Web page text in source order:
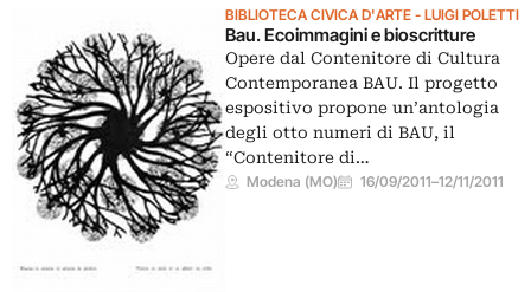
BIBLIOTECA CIVICA D'ARTE - LUIGI POLETTI
Bau. Ecoimmagini e bioscritture
Opere dal Contenitore di Cultura
Contemporanea BAU. Il progetto
espositivo propone un’antologia
degli otto numeri di BAU, il
“Contenitore di…
Modena (MO) 16/09/2011–12/11/2011